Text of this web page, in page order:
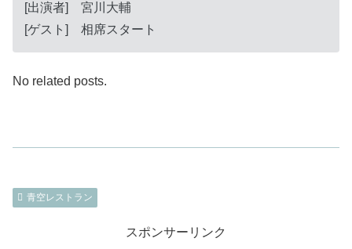
[出演者] 宮川大輔
[ゲスト] 相席スタート
No related posts.
青空レストラン
スポンサーリンク